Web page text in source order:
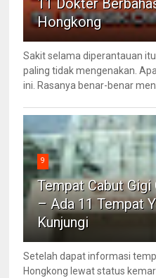
11 Dokter
Hongkong
Sakit selama diperantauan
paling tidak mengenakan.
ini. Rasanya benar-benar
9
Tempat Cabut
– Ada 11 Tempat
Kunjungi
Setelah dapat informasi
Hongkong lewat status